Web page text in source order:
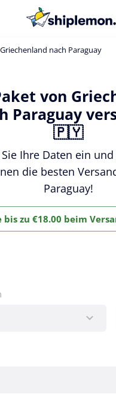
Griechenland nach Paraguay
von
Paraguay
🇵🇾
Sie Ihre Daten ein
die besten
Paraguay!
bis zu €18.00 beim